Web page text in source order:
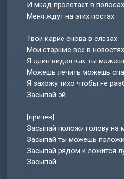
И мкад пролетает в полосах
Меня ждут на этих постах
Твои карие снова в слезах
Мои старшие все в новостях
Я один видел как ты
Можешь лечить можешь
Я захожу тихо чтобы не
Засыпай эй
[припев]
Засыпай положи голову на
Засыпай ты можешь
Засыпай рядом и ложится
Засыпай